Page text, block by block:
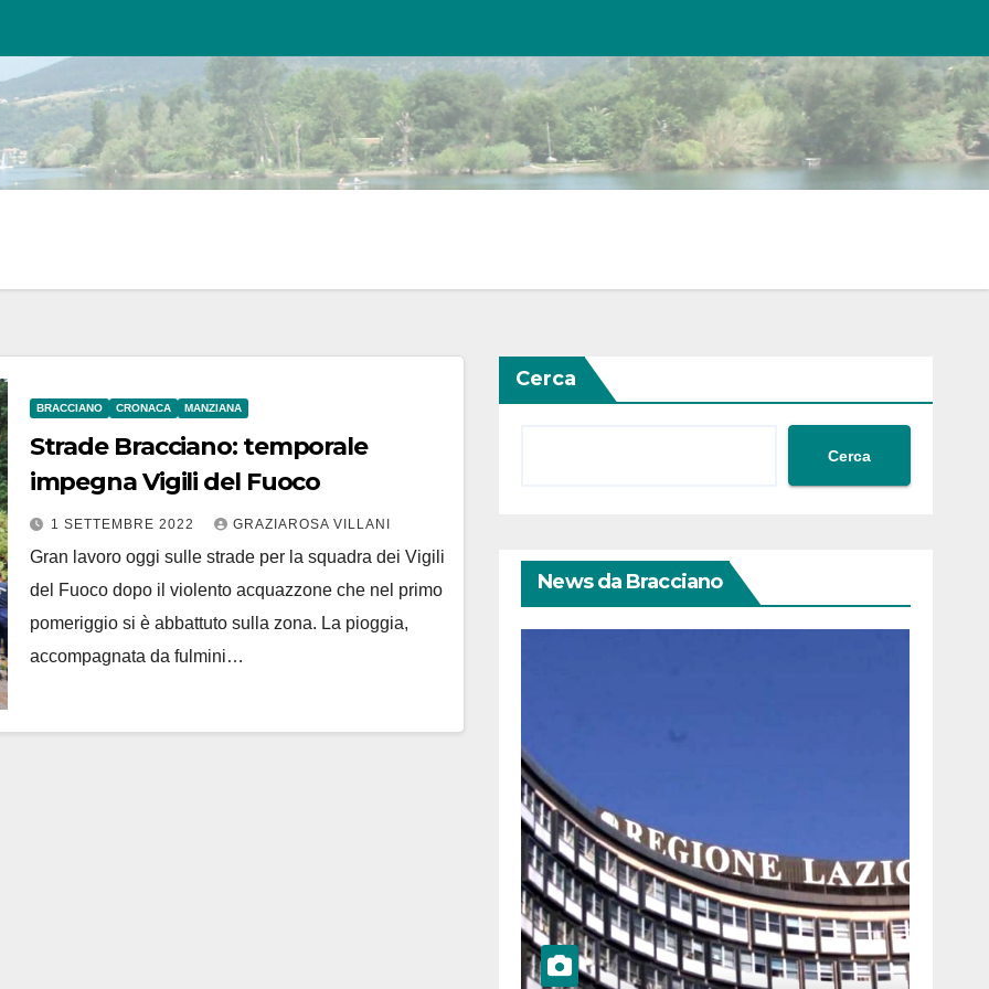
BRACCIANO CRONACA MANZIANA
Strade Bracciano: temporale
impegna Vigili del Fuoco
1 SETTEMBRE 2022 GRAZIAROSA VILLANI
Gran lavoro oggi sulle strade per la squadra dei Vigili
del Fuoco dopo il violento acquazzone che nel primo
pomeriggio si è abbattuto sulla zona. La pioggia,
accompagnata da fulmini…
Cerca
Cerca
News da Bracciano